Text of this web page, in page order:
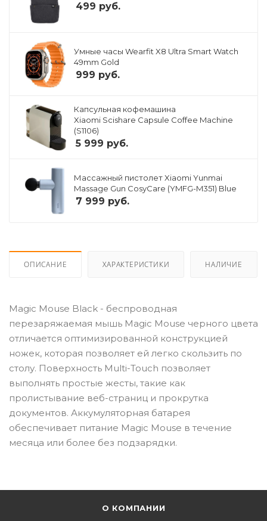
499 руб.
Умные часы Wearfit X8 Ultra Smart Watch
49mm Gold
999 руб.
Капсульная кофемашина
Xiaomi Scishare Capsule Coffee Machine
(S1106)
5 999 руб.
Массажный пистолет Xiaomi Yunmai
Massage Gun CosyCare (YMFG-M351) Blue
7 999 руб.
ОПИСАНИЕ ХАРАКТЕРИСТИКИ НАЛИЧИЕ
Magic Mouse Black - беспроводная
перезаряжаемая мышь Magic Mouse черного цвета
отличается оптимизированной конструкцией
ножек, которая позволяет ей легко скользить по
столу. Поверхность Multi-Touch позволяет
выполнять простые жесты, такие как
пролистывание веб-страниц и прокрутка
документов. Аккумуляторная батарея
обеспечивает питание Magic Mouse в течение
месяца или более без подзарядки.
О КОМПАНИИ